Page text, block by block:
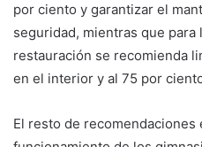
por ciento y garantizar el
seguridad, mientras que para
restauración se recomienda
en el interior y al 75 por
El resto de recomendaciones